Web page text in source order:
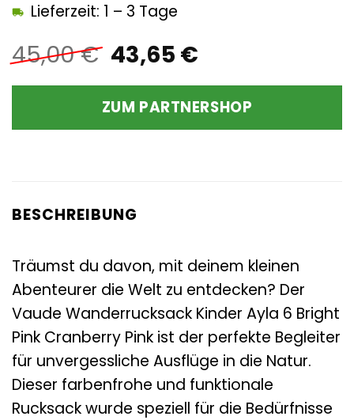
45,00€ Ursprünglicher
Preis
war:
45,00 €
43,65 €Aktueller
ist:
43,65 €.
Lieferzeit: 1 – 3 Tage
ZUM PARTNERSHOP
BESCHREIBUNG
Träumst du davon, mit deinem kleinen
Abenteurer die Welt zu entdecken? Der
Vaude Wanderrucksack Kinder Ayla 6 Bright
Pink Cranberry Pink ist der perfekte Begleiter
für unvergessliche Ausflüge in die Natur.
Dieser farbenfrohe und funktionale
Rucksack wurde speziell für die Bedürfnisse